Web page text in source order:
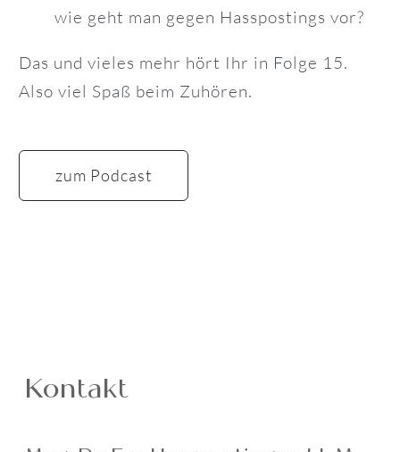
wie geht man gegen Hasspostings vor?
Das und vieles mehr hört Ihr in Folge 15.
Also viel Spaß beim Zuhören.
zum Podcast
Kontakt